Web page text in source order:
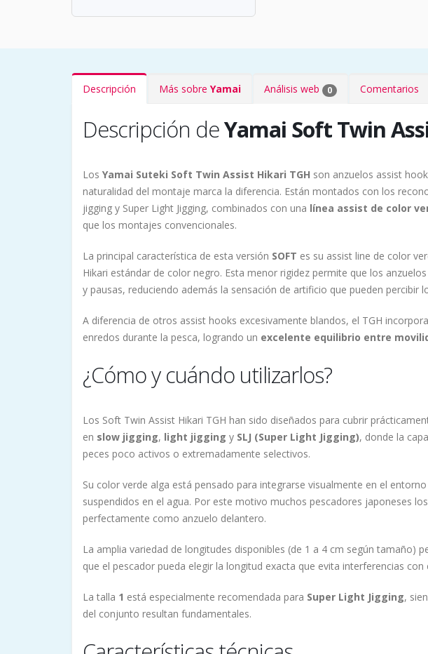
Descripción Más sobre Yamai Análisis web 0 Comentarios
Descripción deYamai Soft Twin
Los Yamai Suteki Soft Twin Assist Hikari TGH son anzuelos assist
naturalidad del montaje marca la diferencia. Están montados con los
jigging y Super Light Jigging, combinados con una línea assist de color
que los montajes convencionales.
La principal característica de esta versión SOFT es su assist line de color
Hikari estándar de color negro. Esta menor rigidez permite que los
y pausas, reduciendo además la sensación de artificio que pueden percibir
A diferencia de otros assist hooks excesivamente blandos, el TGH
enredos durante la pesca, logrando un excelente equilibrio entre
¿Cómo y cuándo utilizarlos?
Los Soft Twin Assist Hikari TGH han sido diseñados para cubrir
en slow jigging, light jigging y SLJ (Super Light Jigging), donde la
peces poco activos o extremadamente selectivos.
Su color verde alga está pensado para integrarse visualmente en el
suspendidos en el agua. Por este motivo muchos pescadores japoneses
perfectamente como anzuelo delantero.
La amplia variedad de longitudes disponibles (de 1 a 4 cm según
que el pescador pueda elegir la longitud exacta que evita interferencias
La talla 1 está especialmente recomendada para Super Light Jigging,
del conjunto resultan fundamentales.